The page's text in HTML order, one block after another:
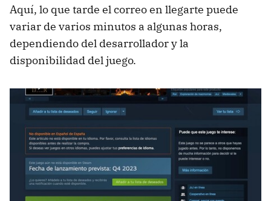
Aquí, lo que tarde el correo en llegarte puede
variar de varios minutos a algunas horas,
dependiendo del desarrollador y la
disponibilidad del juego.